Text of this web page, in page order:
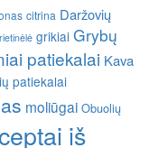
citrina Daržovių
grikiai Grybų
patiekalai Kava
patiekalai
moliūgai Obuolių
iš